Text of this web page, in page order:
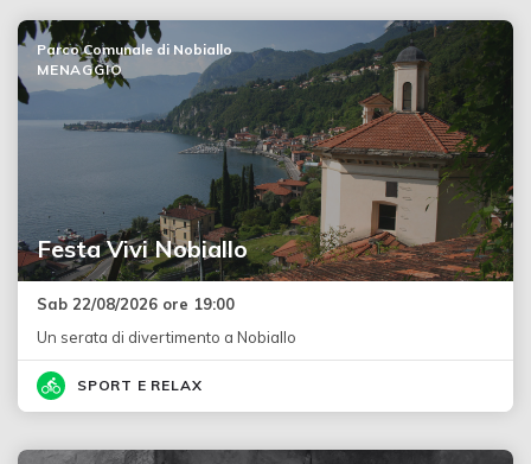
Festa Vivi Nobiallo
Parco Comunale di Nobiallo
MENAGGIO
Sab 22/08/2026 ore 19:00
Un serata di divertimento a Nobiallo
SPORT E RELAX